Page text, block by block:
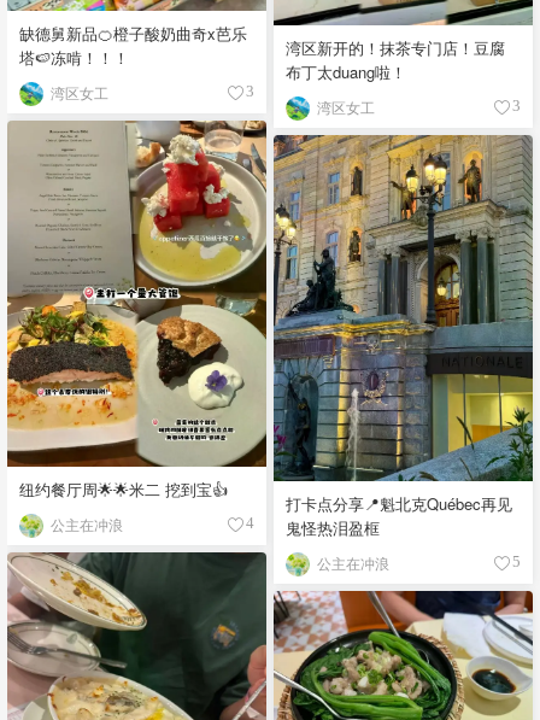
缺德舅新品🍊橙子酸奶曲奇x芭乐
塔🍉冻啃！！！
湾区女工 3
湾区新开的！抹茶专门店！豆腐
布丁太duang啦！
湾区女工 3
纽约餐厅周🌟🌟米二 挖到宝👍
公主在冲浪 4
打卡点分享📍魁北克Québec再见
鬼怪热泪盈框
公主在冲浪 5